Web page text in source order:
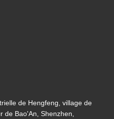
de Hengfeng, village de
de Bao'An, Shenzhen,